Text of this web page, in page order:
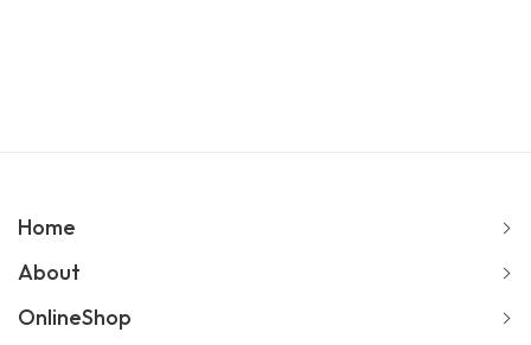
Home
About
OnlineShop